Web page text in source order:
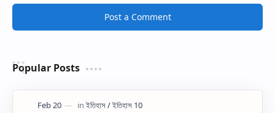
Post a Comment
Popular Posts